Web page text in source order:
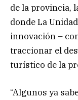
de la provincia,
donde La
innovación –
traccionar el
turístico de la
“Algunos ya